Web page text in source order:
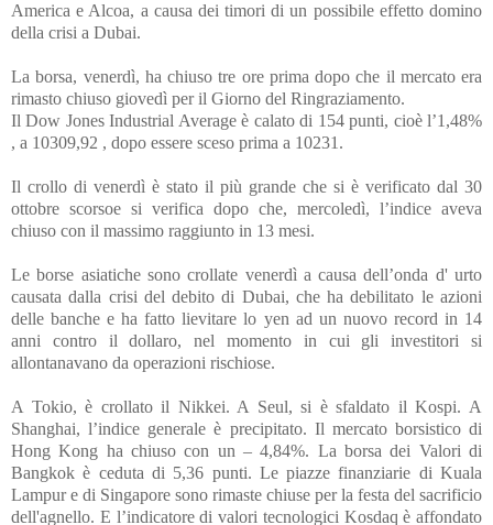
America e Alcoa, a causa dei timori di un possibile effetto domino
della crisi a Dubai.
La borsa, venerdì, ha chiuso tre ore prima dopo che il mercato era
rimasto chiuso giovedì per il Giorno del Ringraziamento.
IlDow Jones Industrial Averageè calato di 154 punti, cioè l’1,48%
, a 10309,92 , dopo essere sceso prima a 10231.
Il crollo di venerdì è stato il più grande che si è verificato dal 30
ottobre scorsoe si verifica dopo che, mercoledì, l’indice aveva
chiuso con il massimo raggiunto in 13 mesi.
Le borse asiatiche sono crollate venerdì a causa dell’onda d' urto
causata dalla crisi del debito di Dubai, che ha debilitato le azioni
delle banche e ha fatto lievitare lo yen ad un nuovo record in 14
anni contro il dollaro, nel momento in cui gli investitori si
allontanavano da operazioni rischiose.
A Tokio, è crollato il Nikkei. A Seul, si è sfaldato il Kospi. A
Shanghai, l’indice generale è precipitato. Il mercato borsistico di
Hong Kong ha chiuso con un – 4,84%. La borsa dei Valori di
Bangkok è ceduta di 5,36 punti. Le piazze finanziarie di Kuala
Lampur e di Singapore sono rimaste chiuse per la festa del sacrificio
dell'agnello. E l’indicatore di valori tecnologici Kosdaq è affondato